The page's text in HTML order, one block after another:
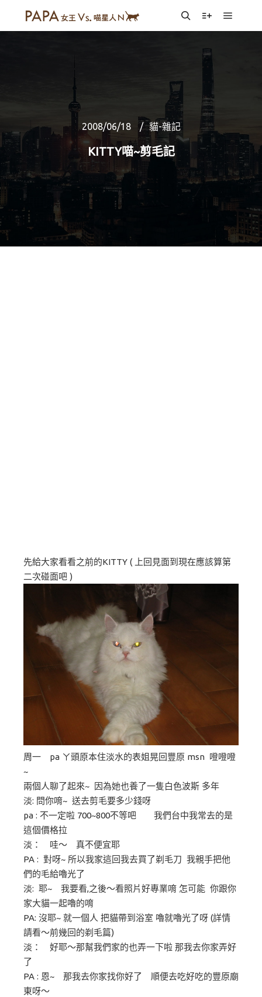
SearchMore info
Main
2008/06/18 貓-雜記
KITTY喵~剪毛記
先給大家看看之前的KITTY ( 上回見面到現在應該算第
二次碰面吧 )
周一 pa ㄚ頭原本住淡水的表姐晃回豐原 msn 噔噔噔
~
兩個人聊了起來~ 因為她也養了一隻白色波斯 多年
淡: 問你唷~ 送去剪毛要多少錢呀
pa : 不一定啦 700~800不等吧 我們台中我常去的是
這個價格拉
淡： 哇～ 真不便宜耶
PA : 對呀~ 所以我家這回我去買了剃毛刀 我親手把他
們的毛給嚕光了
淡: 耶~ 我要看,之後～看照片好專業唷 怎可能 你跟你
家大貓一起嚕的唷
PA: 沒耶~ 就一個人 把貓帶到浴室 嚕就嚕光了呀 (詳情
請看～前幾回的剃毛篇)
淡： 好耶～那幫我們家的也弄一下啦 那我去你家弄好
了
PA : 恩~ 那我去你家找你好了 順便去吃好吃的豐原廟
東呀～